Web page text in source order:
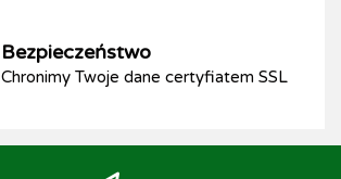
Bezpieczeństwo
Chronimy Twoje dane certyfiatem SSL